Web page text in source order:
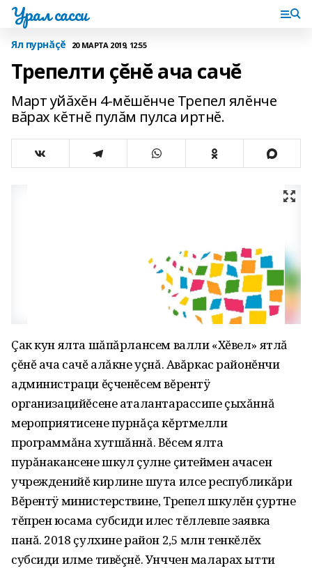
Урал сасси
Ял пурнăçĕ 20 МАРТА 2019, 12:55
Трепелти çĕнĕ ача сачĕ
Март уйăхĕн 4-мĕшĕнче Трепел ялĕнче
вăрах кĕтнĕ пулăм пулса иртнĕ.
Çак кун ялта шăпăрлансем валли «Хĕвел» ятлă
çĕнĕ ача сачĕ алăкне уçнă. Авăркас районĕнчи
администраци ĕçченĕсем вĕрентÿ
организацийĕсене аталантарассипе çыхăннă
мероприятисене пурнăçа кĕртмелли
программăна хутшăннă. Вĕсем ялта
пурăнакансене шкул çулне çитеймен ачасен
учрежденийĕ кирлине шута илсе республикăри
Вĕрентÿ министерствине‚ Трепел шкулĕн çуртне
тĕпрен юсама субсиди илес тĕллевпе заявка
панă. 2018 çулхине район 2‚5 млн тенкĕлĕх
субсиди илме тивĕçнĕ. Унччен маларах ытти